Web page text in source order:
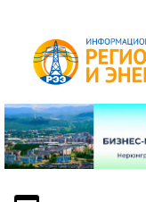
content